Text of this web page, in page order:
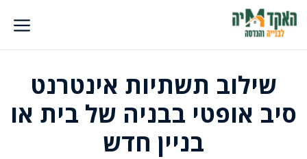
לדלג
לתוכן
שילוב תשתיות אינטרנט
סיב אופטי בבניה של בית או
בניין חדש